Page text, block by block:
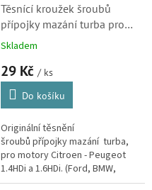
Těsnící kroužek šroubů
přípojky mazání turba pro
motory Citroën 1.4HDi a
Skladem
29 Kč / ks
Do košíku
Originální těsnění
šroubů přípojky mazání turba,
pro motory Citroen - Peugeot
1.4HDi a 1.6HDi. (Ford, BMW,
Volvo, Mini, Mazda)